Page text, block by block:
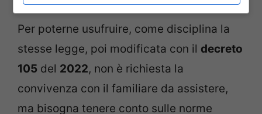
Per poterne usufruire, come disciplina la
stesse legge, poi modificata con il decreto
105 del 2022, non è richiesta la
convivenza con il familiare da assistere,
ma bisogna tenere conto sulle norme